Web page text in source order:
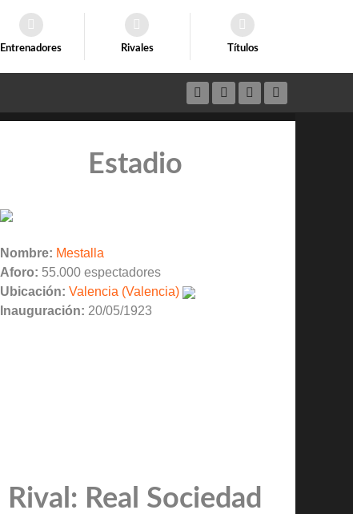
Entrenadores Rivales Títulos
Estadio
Nombre: Mestalla
Aforo: 55.000 espectadores
Ubicación: Valencia (Valencia)
Inauguración: 20/05/1923
Rival: Real Sociedad